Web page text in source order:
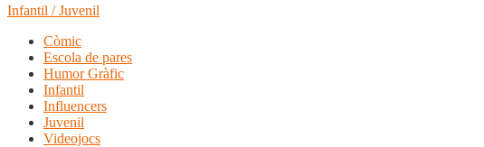
Infantil / Juvenil
Còmic
Escola de pares
Humor Gràfic
Infantil
Influencers
Juvenil
Videojocs